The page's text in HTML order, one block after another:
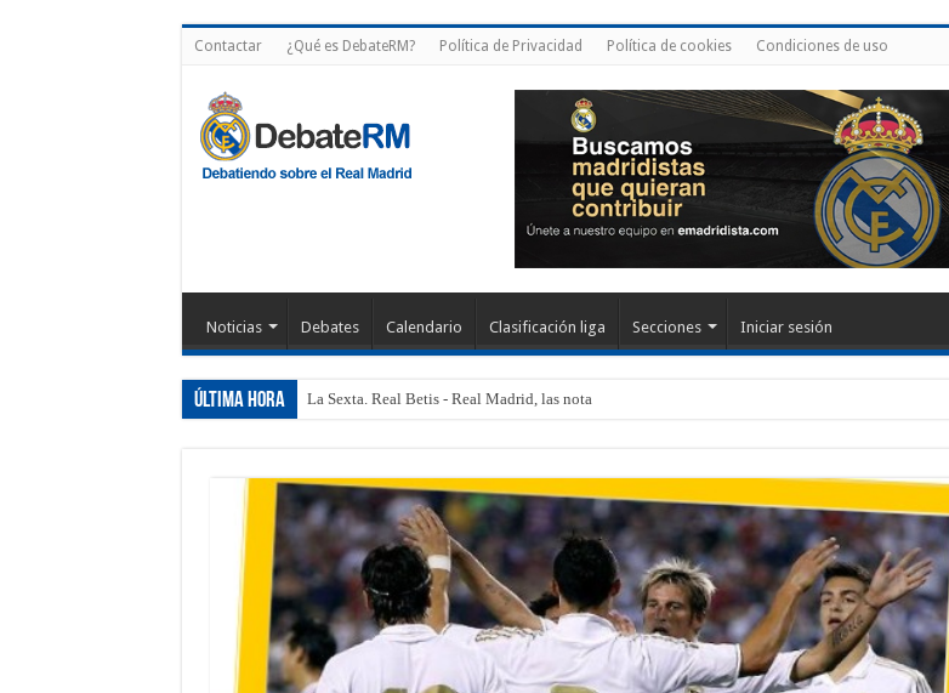
Contactar ¿Qué es DebateRM? Política de Privacidad Política de cookies Condiciones de uso
Noticias Debates Calendario Clasificación liga Secciones Iniciar sesión
Última hora La Sexta. Real Betis - Real Madrid, las notas de los jugado